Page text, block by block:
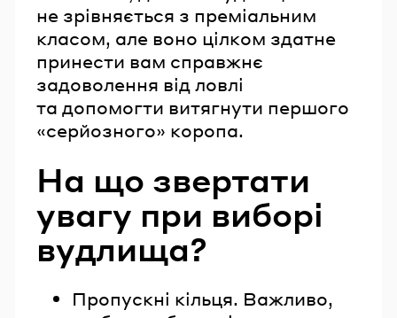
не зрівняється з преміальним
класом, але воно цілком здатне
принести вам справжнє
задоволення від ловлі
та допомогти витягнути першого
«серйозного» коропа.
На що звертати
увагу при виборі
вудлища?
Пропускні кільця. Важливо,